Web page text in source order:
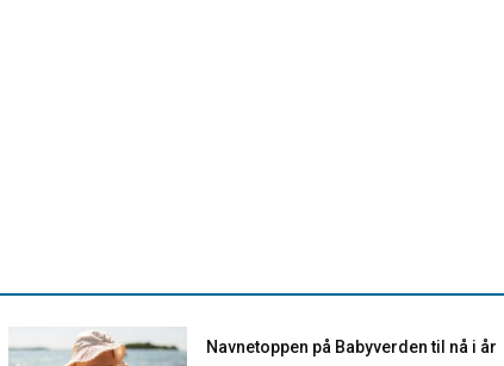
Navnetoppen på Babyverden til nå i år